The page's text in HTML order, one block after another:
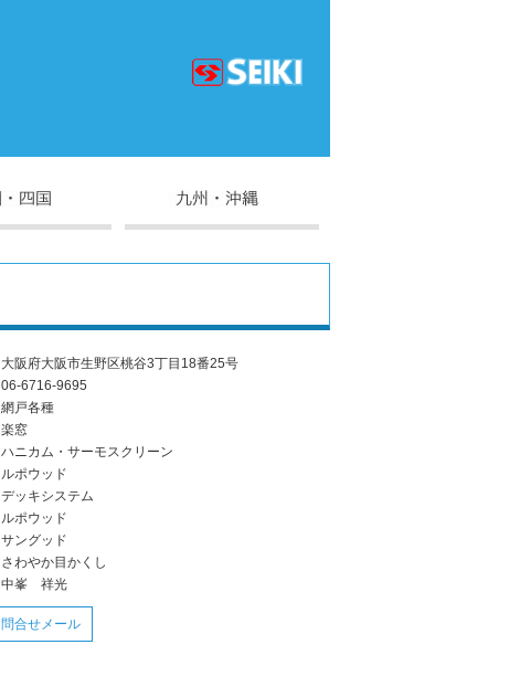
大阪府大阪市生野区桃谷3丁目18番25号
06-6716-9695
網戸各種
楽窓
ハニカム・サーモスクリーン
ルポウッド
デッキシステム
ルポウッド
サングッド
さわやか目かくし
中峯 祥光
問合せメール